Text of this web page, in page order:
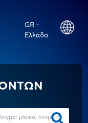
GR -
Ελλάδα